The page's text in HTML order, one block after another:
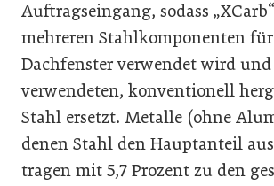
Auftragseingang, sodass
mehreren Stahlkomponenten
Dachfenster verwendet wird
verwendeten, konventionell
Stahl ersetzt. Metalle (ohne
denen Stahl den Hauptanteil
tragen mit 5,7 Prozent zu den